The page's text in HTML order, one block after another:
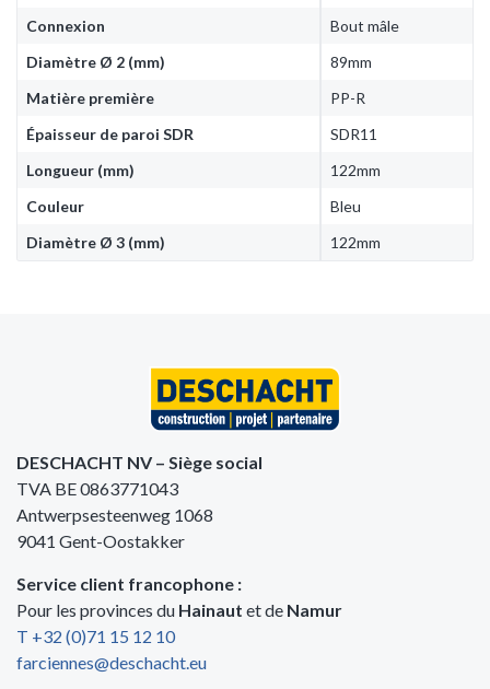
Connexion
Bout mâle
Diamètre Ø 2 (mm)
89mm
Matière première
PP-R
Épaisseur de paroi SDR
SDR11
Longueur (mm)
122mm
Couleur
Bleu
Diamètre Ø 3 (mm)
122mm
DESCHACHT NV – Siège social
TVA BE 0863771043
Antwerpsesteenweg 1068
9041 Gent-Oostakker
Service client francophone :
Pour les provinces du Hainaut et de Namur
T +32 (0)71 15 12 10
farciennes@deschacht.eu